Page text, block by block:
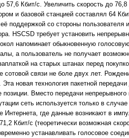
57,6 Кбит/с. Увеличить скорость до
и базовой станцией составлял 64
поддержкой со стороны пользователя
HSCSD требует установить
напоминает обыкновенную
а пользователь не получает
на старых штанах перед
связи не боле двух лет.
новая технология пакетной
Вместо передачи непрерывного
сеть используется только в
Интернета, где данные возникают в
Кбит/с (теоретически возможная
устанавливать голосовое